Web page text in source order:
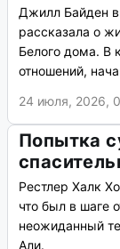
Джилл Байден
рассказала о
Белого дома. В
отношений,
24 июля, 2026,
Попытка
Рестлер Халк
что был в шаге
неожиданный
Али.